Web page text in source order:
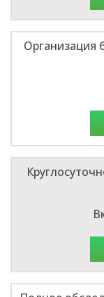
Организация